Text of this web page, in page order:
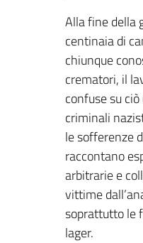
Alla fine della
centinaia di
chiunque
crematori, il
confuse su
criminali
le sofferenze
raccontano
arbitrarie e
vittime
soprattutto le
lager.